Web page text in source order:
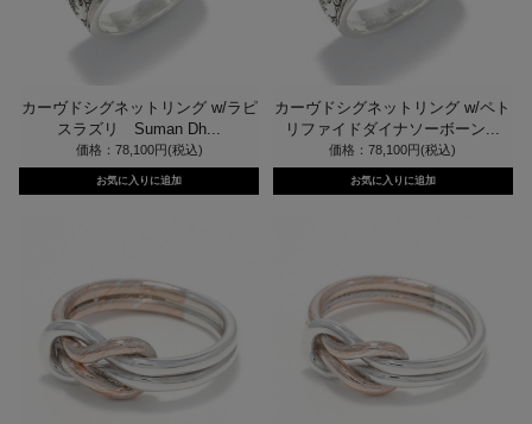
カーヴドシグネットリング w/ラピ
スラズリ Suman Dh...
価格：78,100円(税込)
カーヴドシグネットリング w/ペト
リファイドダイナソーボーン...
価格：78,100円(税込)